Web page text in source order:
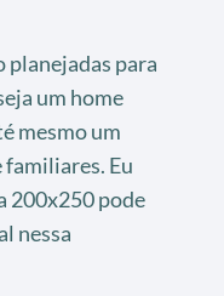
planejadas para
um home
mesmo um
familiares. Eu
200x250 pode
nessa